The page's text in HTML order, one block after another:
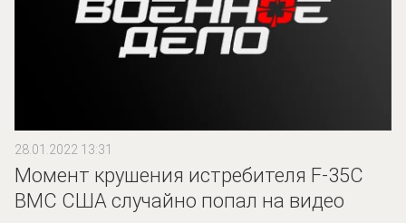
28.01.2022 13:31
Момент крушения истребителя F-35С
ВМС США случайно попал на видео